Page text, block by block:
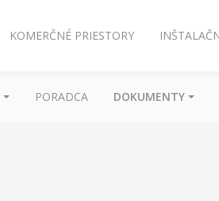
KOMERČNÉ PRIESTORY
PORADCA DOKUMENTY